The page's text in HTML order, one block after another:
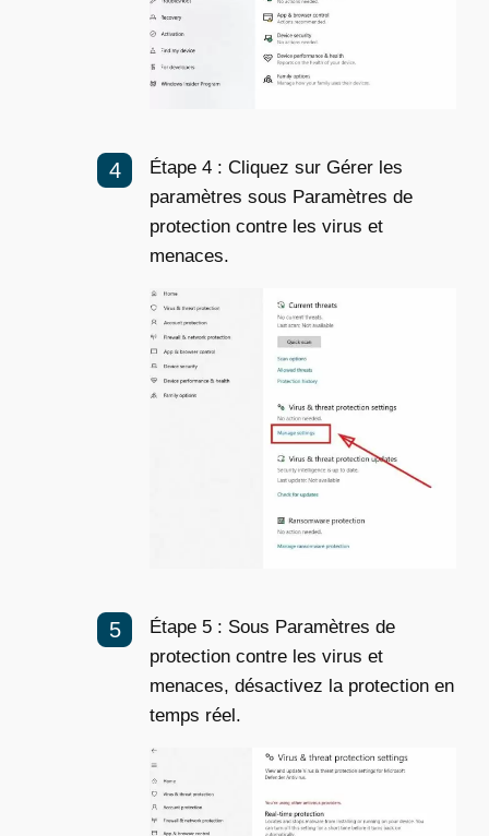
Étape 4 : Cliquez sur Gérer les
paramètres sous Paramètres de
protection contre les virus et
menaces.
Étape 5 : Sous Paramètres de
protection contre les virus et
menaces, désactivez la protection en
temps réel.